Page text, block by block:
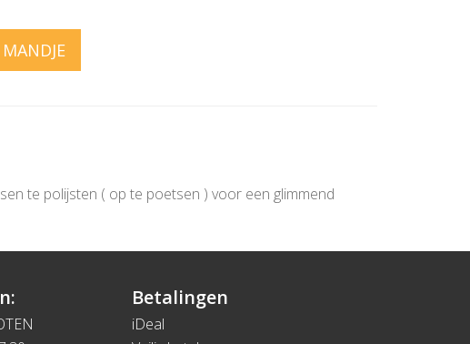
te polijsten ( op te poetsen ) voor een glimmend
Betalingen
iDeal